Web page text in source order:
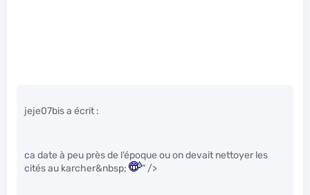
jeje07bis a écrit :
ca date à peu près de l’époque ou on devait nettoyer les
cités au karcher&nbsp;
" />